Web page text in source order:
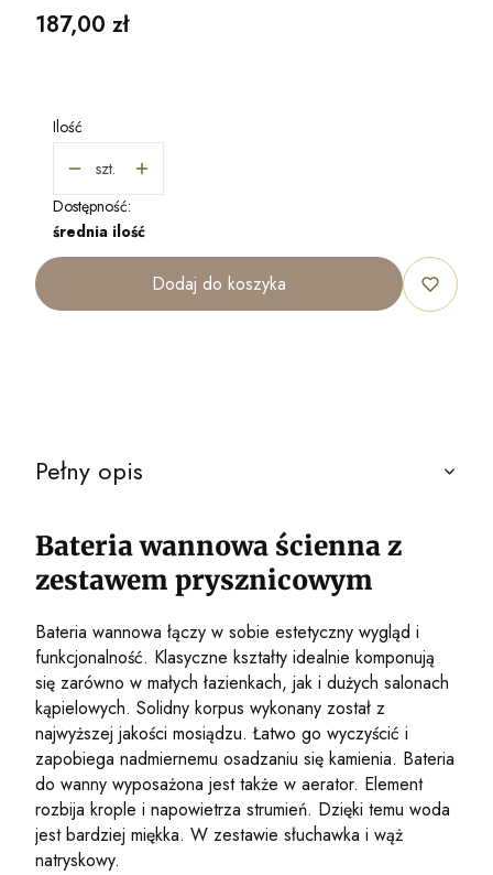
Cena
187,00 zł
Ilość
szt.
Dostępność:
średnia ilość
Dodaj do koszyka
Pełny opis
Bateria wannowa ścienna z
zestawem prysznicowym
Bateria wannowa łączy w sobie estetyczny wygląd i
funkcjonalność. Klasyczne kształty idealnie komponują
się zarówno w małych łazienkach, jak i dużych salonach
kąpielowych. Solidny korpus wykonany został z
najwyższej jakości mosiądzu. Łatwo go wyczyścić i
zapobiega nadmiernemu osadzaniu się kamienia. Bateria
do wanny wyposażona jest także w aerator. Element
rozbija krople i napowietrza strumień. Dzięki temu woda
jest bardziej miękka. W zestawie słuchawka i wąż
natryskowy.